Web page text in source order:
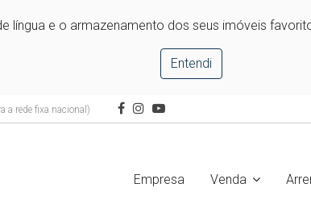
língua e o armazenamento dos seus imóveis
Entendi
a rede fixa nacional)
Empresa Venda